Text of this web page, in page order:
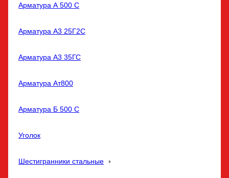
Арматура А 500 С
Арматура А3 25Г2С
Арматура А3 35ГС
Арматура Ат800
Арматура Б 500 С
Уголок
Шестигранники стальные